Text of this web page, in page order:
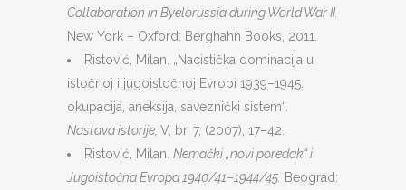
Collaboration in Byelorussia during World War II.
New York – Oxford: Berghahn Books, 2011.
Ristović, Milan. „Nacistička dominacija u
istočnoj i jugoistočnoj Evropi 1939–1945:
okupacija, aneksija, saveznički sistem“.
Nastava istorije, V, br. 7, (2007), 17–42.
Ristović, Milan. Nemački„novi poredak“i
Jugoistočna Evropa 1940/41–1944/45. Beograd: